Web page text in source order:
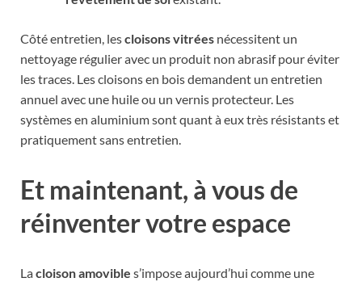
Côté entretien, lescloisons vitrées nécessitent un
nettoyage régulier avec un produit non abrasif pour éviter
les traces. Les cloisons en bois demandent un entretien
annuel avec une huile ou un vernis protecteur. Les
systèmes en aluminium sont quant à eux très résistants et
pratiquement sans entretien.
Et maintenant, à vous de
réinventer votre espace
Lacloison amovible s’impose aujourd’hui comme une